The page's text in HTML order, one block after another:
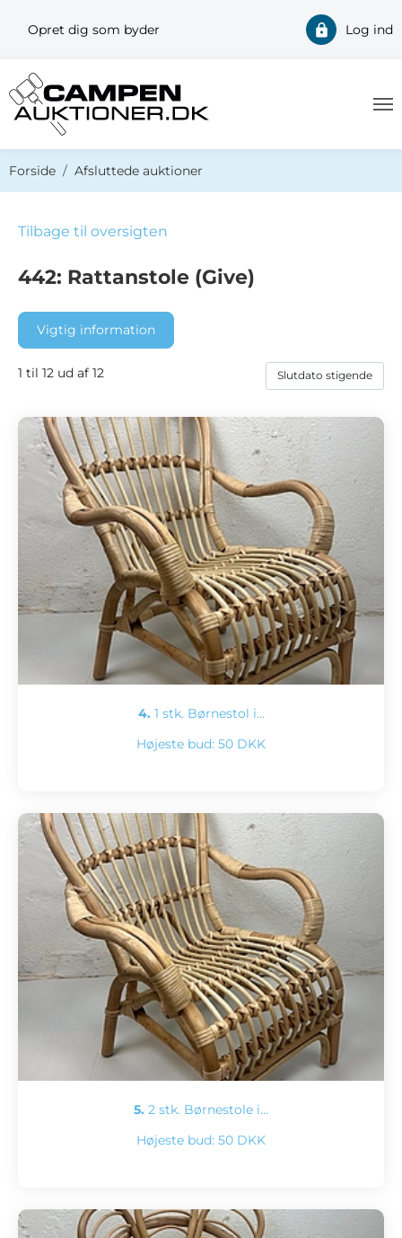
Opret dig som byder Log ind
Forside Afsluttede auktioner
Tilbage til oversigten
442: Rattanstole (Give)
Vigtig information
1 til 12 ud af 12
4. 1 stk. Børnestol i…
Højeste bud: 50 DKK
5. 2 stk. Børnestole i…
Højeste bud: 50 DKK